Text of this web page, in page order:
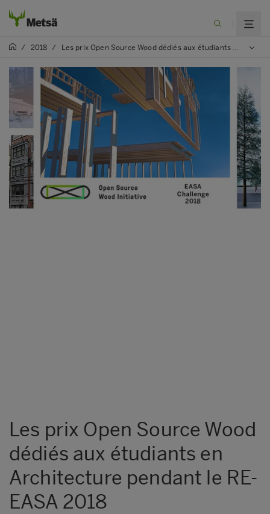
/ 2018 / Les prix Open Source Wood dédiés aux étudiants en Architecture pendant le RE-EASA 2018
Les prix Open Source Wood
dédiés aux étudiants en
Architecture pendant le RE-
EASA 2018